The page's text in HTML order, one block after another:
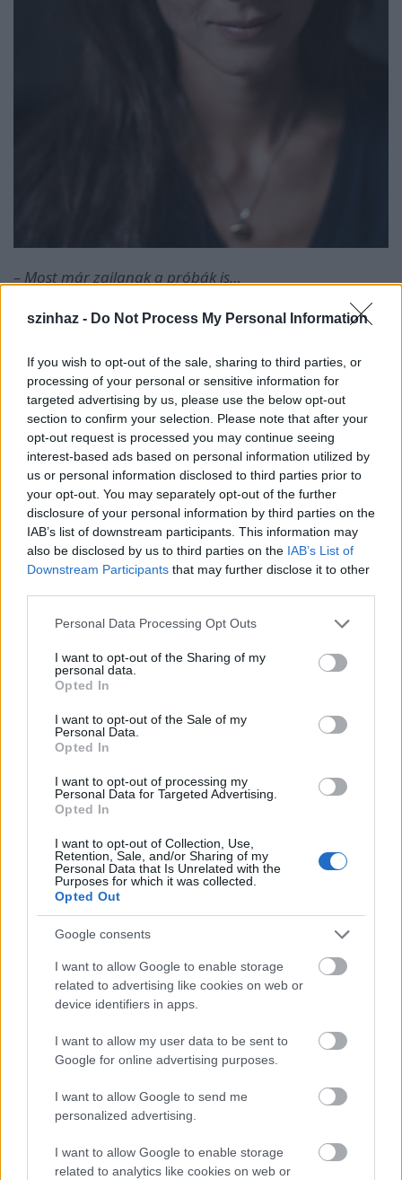
szinhaz - Do Not Process My Personal Information
If you wish to opt-out of the sale, sharing to third parties, or
processing of your personal or sensitive information for
targeted advertising by us, please use the below opt-out
section to confirm your selection. Please note that after your
opt-out request is processed you may continue seeing
interest-based ads based on personal information utilized by
us or personal information disclosed to third parties prior to
your opt-out. You may separately opt-out of the further
disclosure of your personal information by third parties on the
IAB’s list of downstream participants. This information may
also be disclosed by us to third parties on the IAB’s List of
Downstream Participants that may further disclose it to other
Please note that this website/app uses one or more Google
not limited to your visit or usage behaviour. You may click to
grant or deny consent to Google and its third-party tags to
use your data for below specified purposes in below Google
consent section.
Personal Data Processing Opt Outs
I want to opt-out of the Sharing of my
personal data.
Opted In
I want to opt-out of the Sale of my
Personal Data.
Opted In
I want to opt-out of processing my
Personal Data for Targeted Advertising.
Opted In
I want to opt-out of Collection, Use,
Retention, Sale, and/or Sharing of my
Personal Data that Is Unrelated with the
Purposes for which it was collected.
Opted Out
Google consents
I want to allow Google to enable storage
related to advertising like cookies on web or
device identifiers in apps.
I want to allow my user data to be sent to
Google for online advertising purposes.
I want to allow Google to send me
personalized advertising.
I want to allow Google to enable storage
related to analytics like cookies on web or
– Most már zajlanak a próbák is…
Balla Eszter: Kicsit furán alakult, nemrég elutaztam
a nagyon ügyes egyeztetésnek köszönhetően
megtanultam a darabot. Február 17-én játszom
először Anna hercegnőt, előtte egy éjszakai
összpróbát tartunk, mivel tényleg nehéz egyeztetni a
csapatot. Szóval egy éjszakai összpróba – és aztán a
mélyvíz.
– Az idő rövidségén kívül mi az, ami miatt kihívást jelent
a feladat?
Balla Eszter: Amikor megnéztem az előadást,
kapkodtam a levegőt, mert ránézésre egy légies,
szórakoztató darab és a szerep is könnyed, de
valójában technikailag elég bonyolult. Sok a
színpadi jelenlét, sok a jelenet. Anna hercegnő
felfokozott állapotban éli végig a történetet, ezt
tényleg nagyon nehéz hitelesen eljátszani. De
annyira fantasztikusak a partnerek, annyira jól
irányít a rendező és Réka olyan tisztán, érthetően
játssza a szerepet! Ezt látni nagy segítség egy
beugrónak! Kaptam egy-két jó tanácsot is, és talán
van annyi tapasztalatom, hogy a nézők ne érezzék,
hogy nem volt két hónapom érlelni magamban a
karaktert. Tenki Rékát egyébként nagyon kedvelem,
remek színésznőnek tartom, ezúton is sok
boldogságot kívánok neki, és ígérem, vigyázok a
szerepére!
– Ősszel a Poligamyt mutattátok be a Madách
Színházban, ami szintén egy filmből készült színdarab.
Te hogy látod, egyre népszerűbbek a filmes adaptációk?
A magyar színházi életnek vannak
korszakai, lehet, hogy most azt a korszakot éljük,
amelyben több filmfeldolgozás születik. Én ezt
egyáltalán nem bánom, mert ez nagyon izgalmas.
Szerintem a nézőknek is jó élmény, hogy egy ismert
történettel találkoznak új formában, és
megfigyelhetik, hogyan valósítják meg
– Jártál már Rómában?